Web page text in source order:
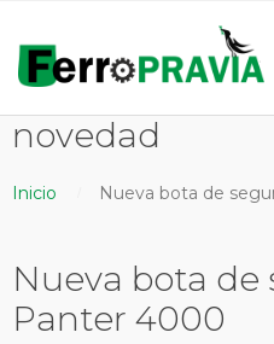
novedad
Inicio Nueva bota de
Nueva bota de
Panter 4000